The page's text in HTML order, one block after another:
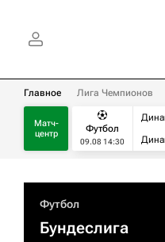
Главное Лига Чемпионов
Матч-
центр
Футбол
09.08 14:30
Футбол
Бундеслига